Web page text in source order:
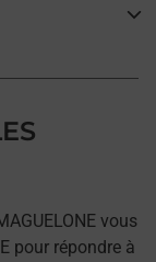
vous
pour répondre à